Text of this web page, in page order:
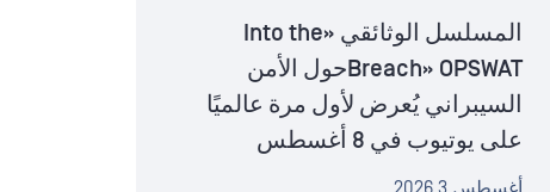
المسلسل الوثائقي «Into the
Breach» OPSWATحول الأمن
السيبراني يُعرض لأول مرة عالميًا
على يوتيوب في 8 أغسطس